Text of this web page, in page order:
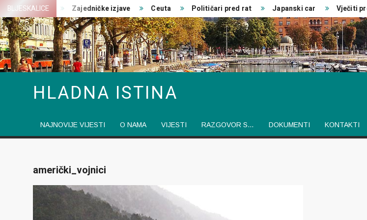
Skip
to
content
BLJESKALICE
ratovanja Zajedničke izjave Ceuta Političari pred rat Japanski car Vječiti
HLADNA ISTINA
NAJNOVIJE VIJESTI O NAMA VIJESTI RAZGOVOR S… DOKUMENTI KONTAKTI
američki_vojnici